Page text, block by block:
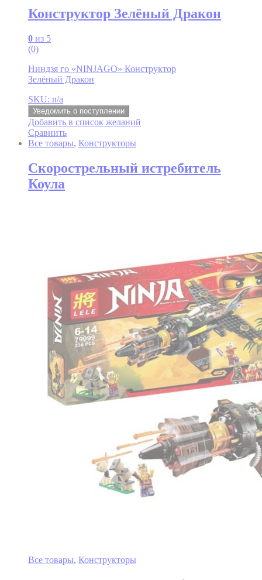
Конструктор Зелёный Дракон
0 из 5
(0)
Ниндзя го «NINJAGO» Конструктор
Зелёный Дракон
SKU: n/a
Уведомить о поступлении
Добавить в список желаний
Сравнить
Все товары, Конструкторы
Скорострельный истребитель
Коула
Все товары, Конструкторы